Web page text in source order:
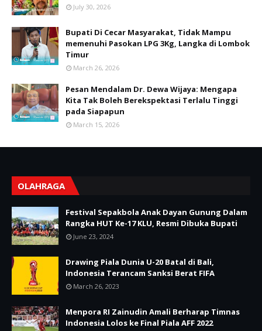
July 30, 2026
Bupati Di Cecar Masyarakat, Tidak Mampu
memenuhi Pasokan LPG 3Kg, Langka di Lombok
Timur
March 26, 2026
Pesan Mendalam Dr. Dewa Wijaya: Mengapa
Kita Tak Boleh Berekspektasi Terlalu Tinggi
pada Siapapun
March 15, 2026
OLAHRAGA
Festival Sepakbola Anak Dayan Gunung Dalam
Rangka HUT Ke-17 KLU, Resmi Dibuka Bupati
June 23, 2024
Drawing Piala Dunia U-20 Batal di Bali,
Indonesia Terancam Sanksi Berat FIFA
March 26, 2023
Menpora RI Zainudin Amali Berharap Timnas
Indonesia Lolos ke Final Piala AFF 2022